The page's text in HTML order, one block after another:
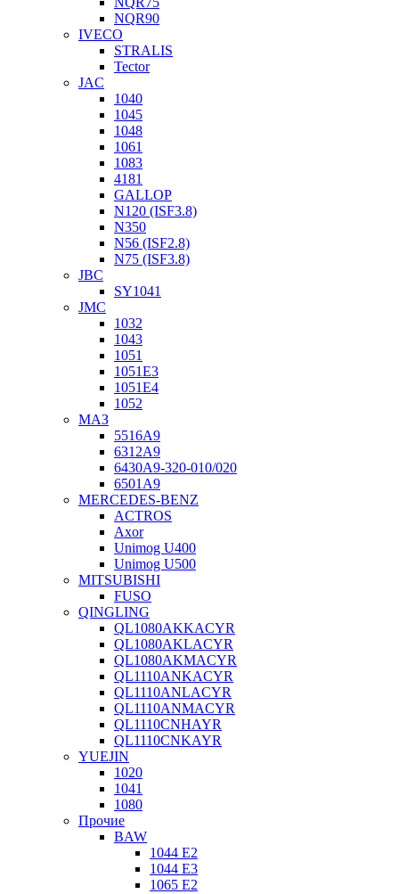
NQR90
IVECO
STRALIS
Tector
JAC
1040
1045
1048
1061
1083
4181
GALLOP
N120 (ISF3.8)
N350
N56 (ISF2.8)
N75 (ISF3.8)
JBC
SY1041
JMC
1032
1043
1051
1051Е3
1051Е4
1052
МАЗ
5516А9
6312А9
6430А9-320-010/020
6501А9
MERCEDES-BENZ
ACTROS
Axor
Unimog U400
Unimog U500
MITSUBISHI
FUSO
QINGLING
QL1080AKKACYR
QL1080AKLACYR
QL1080AKMACYR
QL1110ANKACYR
QL1110ANLACYR
QL1110ANMACYR
QL1110CNHAYR
QL1110CNKAYR
YUEJIN
1020
1041
1080
Прочие
BAW
1044 E2
1044 E3
1065 E2